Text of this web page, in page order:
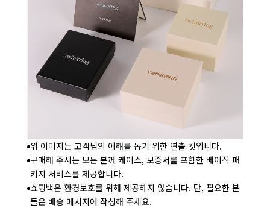
위 이미지는 고객님의 이해를 돕기 위한 연출 컷입니다.
구매해 주시는 모든 분께 케이스, 보증서를 포함한 베이직 패
키지 서비스를 제공합니다.
쇼핑백은 환경보호를 위해 제공하지 않습니다. 단, 필요한 분
들은 배송 메시지에 작성해 주세요.